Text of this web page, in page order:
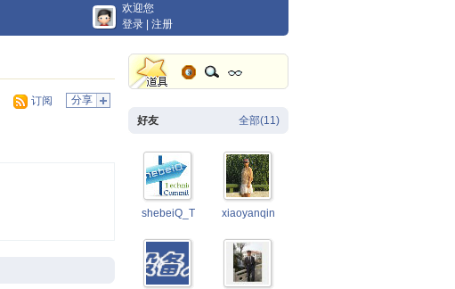
欢迎您
登录
注册
分享
订阅
全部(11)
好友
shebeiQ_TC xiaoyanqin